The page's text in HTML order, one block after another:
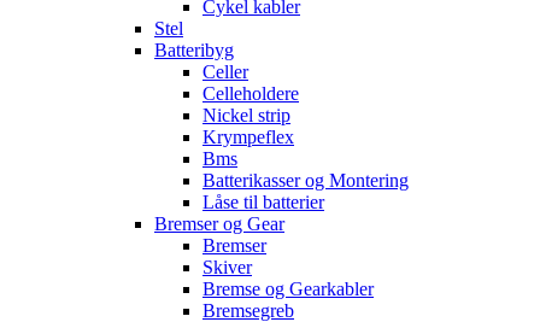
Cykel kabler
Stel
Batteribyg
Celler
Celleholdere
Nickel strip
Krympeflex
Bms
Batterikasser og Montering
Låse til batterier
Bremser og Gear
Bremser
Skiver
Bremse og Gearkabler
Bremsegreb